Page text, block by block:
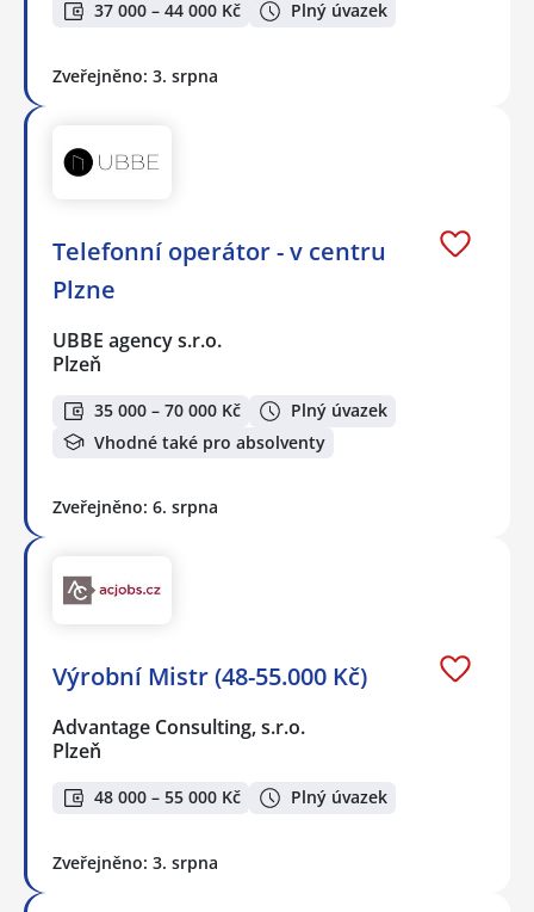
37 000 – 44 000 Kč Plný úvazek
Zveřejněno: 3. srpna
Telefonní operátor - v centru
Plzne
UBBE agency s.r.o.
Plzeň
35 000 – 70 000 Kč
Plný úvazek
Vhodné také pro absolventy
Zveřejněno: 6. srpna
Výrobní Mistr (48-55.000 Kč)
Advantage Consulting, s.r.o.
Plzeň
48 000 – 55 000 Kč Plný úvazek
Zveřejněno: 3. srpna